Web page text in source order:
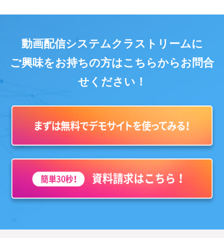
動画配信システムクラストリームに
ご興味をお持ちの方はこちらからお問合
せください！